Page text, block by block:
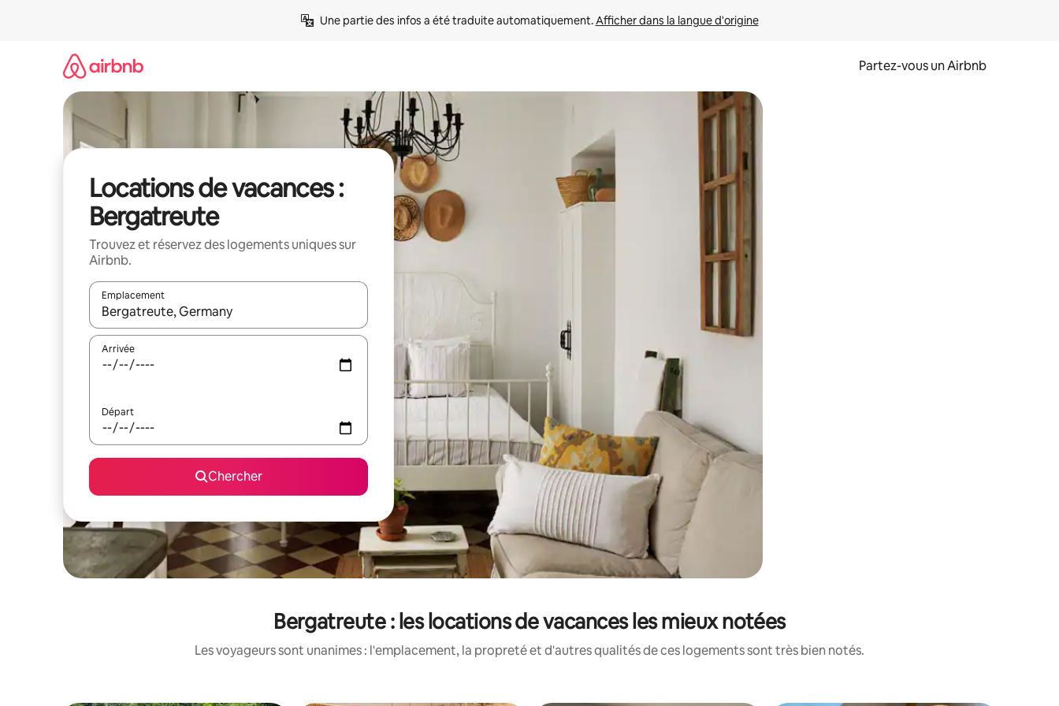
Une partie des infos a été traduite automatiquement. Afficher dans la langue d'origine
Partez-vous un Airbnb
Locations de vacances :
Bergatreute
Trouvez et réservez des logements uniques sur
Airbnb.
Emplacement
Quand les résultats sont affichés, parcourez-les en utilisant les flèches vers le haut et vers le bas, ou en appuyant dessus et en les faisant glisser.
Arrivée
Départ
Chercher
Bergatreute : les locations de vacances les mieux notées
Les voyageurs sont unanimes : l'emplacement, la propreté et d'autres qualités de ces logements sont très bien notés.